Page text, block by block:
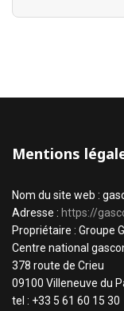
Mentions
Nom du site web :
Adresse : https://
Propriétaire : Groupe
Centre national
378 route de Crieu
09100 Villeneuve du
tel : +33 5 61 60 15 30